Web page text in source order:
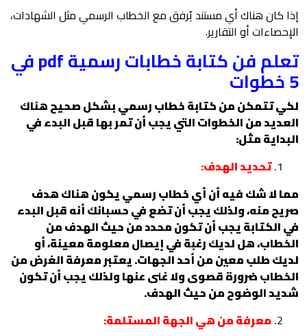
إذا كان هناك أي مستند يُرفق مع الخطاب الرسمي مثل الشهادات،
الإحصاءات أو التقارير.
تعلم فن كتابة خطابات رسمية pdf في
5 خطوات
لكي تتمكن من كتابة خطاب رسمي بشكل صحيح هناك
العديد من الخطوات التي يجب أن تمر بها قبل البدء في
البداية مثل:
تحديد الهدف:
مما لا شك فيه أن أي خطاب رسمي يكون هناك هدف
صريح منه، ولذلك يجب أن تضع في حسبانك أنه قبل البدء
في الكتابة يجب أن تكون محدد من حيث الهدف من
الخطاب، هل لديك رغبة في إيصال معلومة معينة، أو
لديك طلب معين من أحد الجهات. يعتبر معرفة الغرض من
الخطاب ضرورة قصوى ولا غنى عنها ولذلك يجب أن تكون
شديد الوضوح من حيث الهدف.
معرفة من هي الجهة المستلمة: